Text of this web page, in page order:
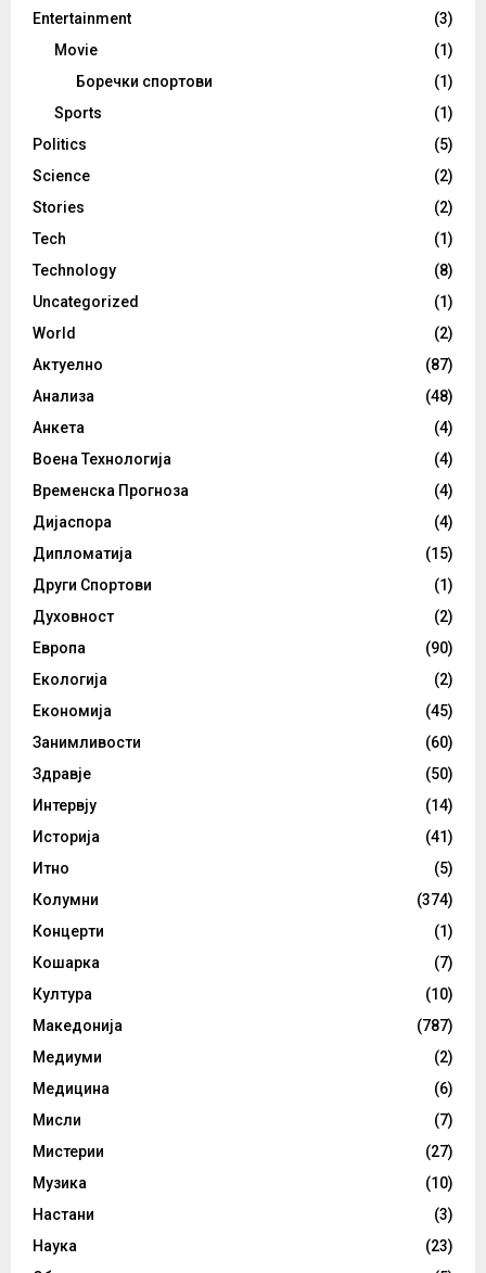
Entertainment
(3)
Movie
(1)
Боречки спортови
(1)
Sports
(1)
Politics
(5)
Science
(2)
Stories
(2)
Tech
(1)
Technology
(8)
Uncategorized
(1)
World
(2)
Актуелно
(87)
Анализа
(48)
Анкета
(4)
Воена Технологија
(4)
Временска Прогноза
(4)
Дијаспора
(4)
Дипломатија
(15)
Други Спортови
(1)
Духовност
(2)
Европа
(90)
Екологија
(2)
Економија
(45)
Занимливости
(60)
Здравје
(50)
Интервју
(14)
Историја
(41)
Итно
(5)
Колумни
(374)
Концерти
(1)
Кошарка
(7)
Култура
(10)
Македонија
(787)
Медиуми
(2)
Медицина
(6)
Мисли
(7)
Мистерии
(27)
Музика
(10)
Настани
(3)
Наука
(23)